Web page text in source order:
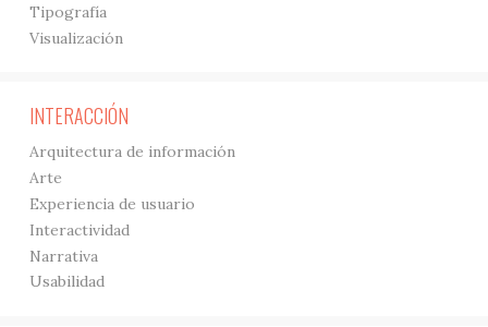
Tipografía
Visualización
INTERACCIÓN
Arquitectura de información
Arte
Experiencia de usuario
Interactividad
Narrativa
Usabilidad